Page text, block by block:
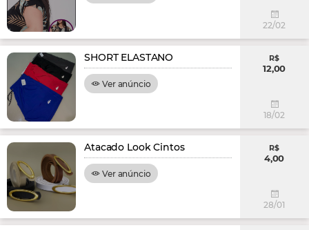
22/02
SHORT ELASTANO
Ver anúncio
R$
12,00
18/02
Atacado Look Cintos
Ver anúncio
R$
4,00
28/01